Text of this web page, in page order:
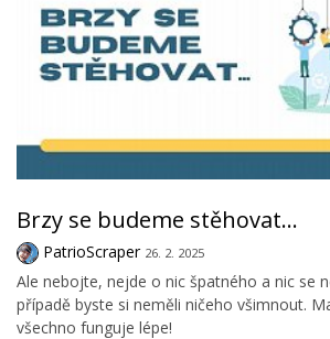
Brzy se budeme stěhovat...
PatrioScraper 26. 2. 2025
Ale nebojte, nejde o nic špatného a nic se
případě byste si neměli ničeho všimnout.
všechno funguje lépe!